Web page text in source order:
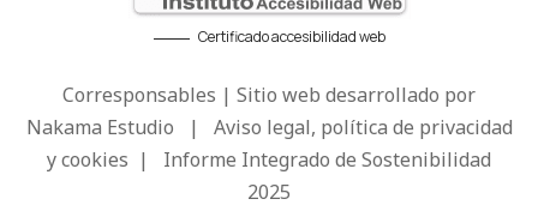
Certificado accesibilidad web
Corresponsables | Sitio web desarrollado por
Nakama Estudio | Aviso legal, política de privacidad
y cookies | Informe Integrado de Sostenibilidad
2025